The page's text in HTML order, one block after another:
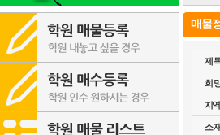
매물
제
희
지
소